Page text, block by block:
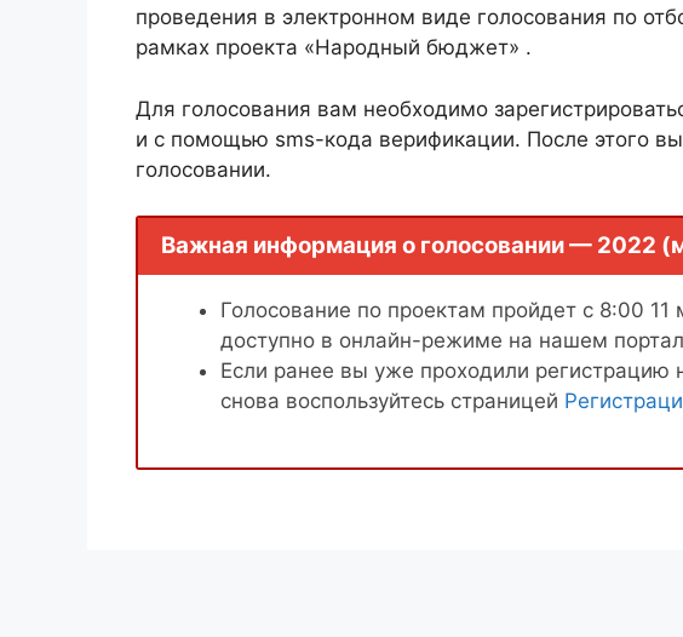
проведения в электронном виде голосования по
рамках проекта «Народный бюджет» .
Для голосования вам необходимо
и с помощью sms-кода верификации. После этого
голосовании.
Важная информация о голосовании — 2022
Голосование по проектам пройдет с 8:00
доступно в онлайн-режиме на нашем
Если ранее вы уже проходили регистрацию
снова воспользуйтесь страницей